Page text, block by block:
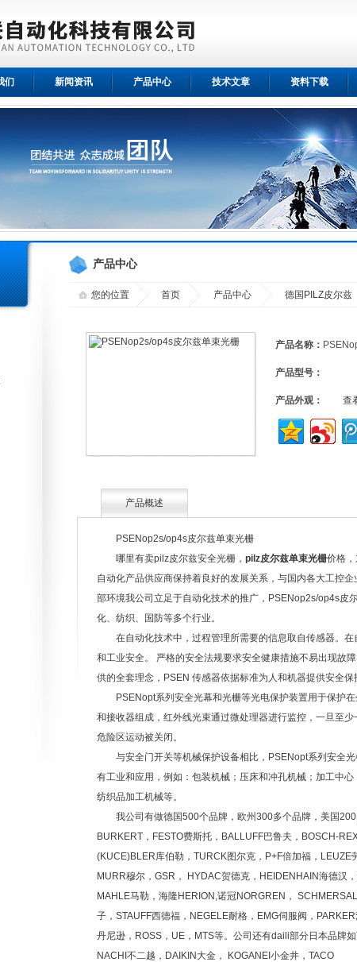
们 新闻资讯 产品中心 技术文章 资料下载
产品中心
您的位置 首页 产品中心 德国PILZ皮尔兹
产品名称：
产品型号：
产品外观： 查
产品概述
PSENop2s/op4s皮尔兹单束光栅
哪里有卖pilz皮尔兹安全光栅， pilz皮尔兹单束光栅价格
自动化产品供应商保持着良好的发展关系，与国内各大工控
部环境我公司立足于自动化技术的推广，PSENop2s/op4s皮
化、纺织、国防等多个行业。
在自动化技术中，过程管理所需要的信息取自传感器。在
和工业安全。 严格的安全法规要求安全健康措施不易出现故
供的全套理念，PSEN 传感器依据标准为人和机器提供安全保
PSENopt系列安全光幕和光栅等光电保护装置用于保护在
和接收器组成，红外线光束通过微处理器进行监控，一旦至
危险区运动被关闭。
与安全门开关等机械保护设备相比，PSENopt系列安全光
有工业和应用，例如：包装机械；压床和冲孔机械；加工中
纺织品加工机械等。
我公司有做德国500个品牌，欧州300多个品牌，美国200
BURKERT，FESTO费斯托，BALLUFF巴鲁夫，BOSCH-
(KUCE)BLER库伯勒，TURCK图尔克，P+F倍加福，LEUZE
MURR穆尔，GSR， HYDAC贺德克，HEIDENHAIN海德汉
MAHLE马勒，海隆HERION,诺冠NORGREN，
子，STAUFF西德福，NEGELE耐格，EMG伺服阀，
丹尼逊，ROSS，UE，MTS等。公司还有daili部分日本品牌
NACHI不二越，DAIKIN大金， KOGANEI小金井，TACO